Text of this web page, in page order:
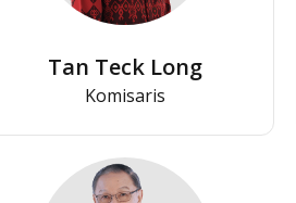
Tan Teck Long
Komisaris